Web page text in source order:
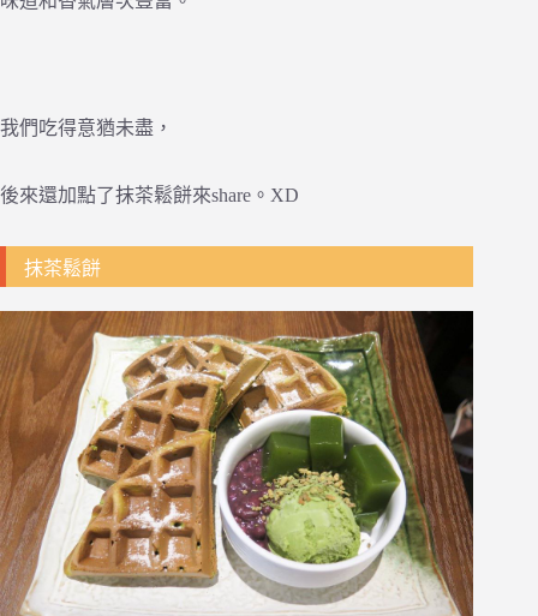
我們吃得意猶未盡，
後來還加點了抹茶鬆餅來share。XD
抹茶鬆餅